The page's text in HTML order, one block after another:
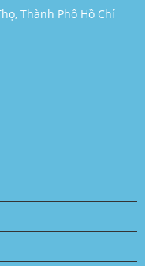
Thành Phố Hồ Chí